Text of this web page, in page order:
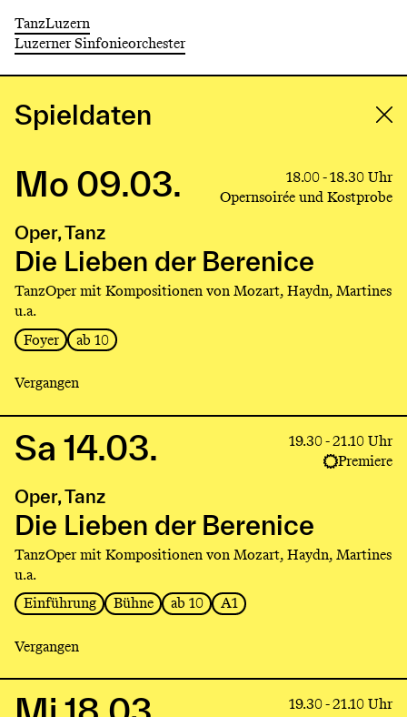
TanzLuzern
Luzerner Sinfonieorchester
Spieldaten
Link
Die
Lieben
der
Berenice
Mo 09.03.
18.00 - 18.30 Uhr
Opernsoirée und Kostprobe
Oper, Tanz
Die Lieben der Berenice
TanzOper mit Kompositionen von Mozart, Haydn, Martines
u.a.
Foyer
ab 10
Vergangen
Link
Die
Lieben
der
Berenice
Sa 14.03.
19.30 - 21.10 Uhr
Premiere
Oper, Tanz
Die Lieben der Berenice
TanzOper mit Kompositionen von Mozart, Haydn, Martines
u.a.
Einführung
Bühne ab 10 A1
Vergangen
Link
19.30 - 21.10 Uhr